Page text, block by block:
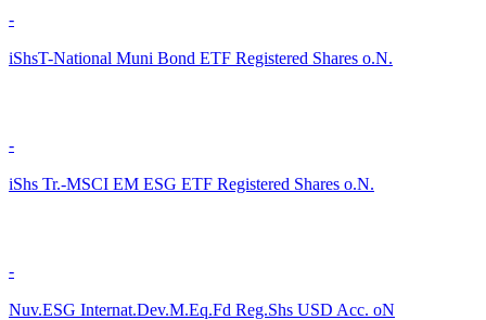
-
iShsT-National Muni Bond ETF Registered Shares o.N.
-
iShs Tr.-MSCI EM ESG ETF Registered Shares o.N.
-
Nuv.ESG Internat.Dev.M.Eq.Fd Reg.Shs USD Acc. oN